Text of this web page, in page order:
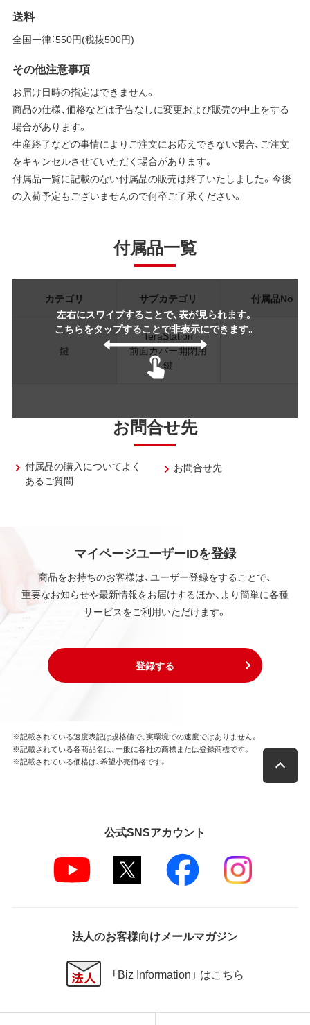
送料
全国一律：550円(税抜500円)
その他注意事項
お届け日時の指定はできません。
商品の仕様、価格などは予告なしに変更および販売の中止をする
場合があります。
生産終了などの事情によりご注文にお応えできない場合、ご注文
をキャンセルさせていただく場合があります。
付属品一覧に記載のない付属品の販売は終了いたしました。今後
の入荷予定もございませんので何卒ご了承ください。
付属品一覧
左右にスワイプすることで、表が見られます。
こちらをタップすることで非表示にできます。
カテゴリ サブカテゴリ 付属品No
鍵
TeraStation
前面カバー開閉用
鍵
お問合せ先
付属品の購入についてよく
あるご質問
お問合せ先
マイページユーザーIDを登録
商品をお持ちのお客様は、ユーザー登録をすることで、
重要なお知らせや最新情報をお届けするほか、より簡単に各種
サービスをご利用いただけます。
登録する
※記載されている速度表記は規格値で、実環境での速度ではありません。
※記載されている各商品名は、一般に各社の商標または登録商標です。
※記載されている価格は、希望小売価格です。
公式SNSアカウント
法人のお客様向けメールマガジン
「Biz Information」 はこちら